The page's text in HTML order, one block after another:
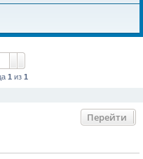
1 из 1
Перейти